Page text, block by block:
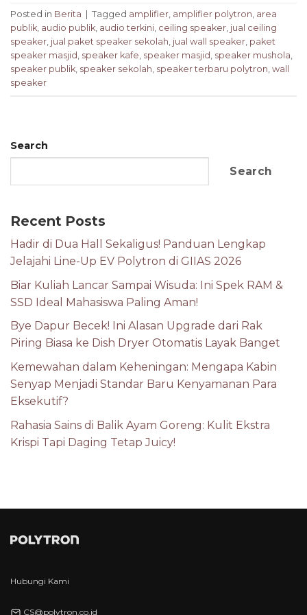
Posted in Berita Tagged amplifier, amplifier polytron, area
publik, audio publik, audio terkini, ceiling speaker, jual ceiling
speaker, jual paket speaker sekolah, jual wall speaker, paket
speaker masjid , speaker kafe, speaker masjid , speaker mushola,
speaker publik, speaker sekolah, speaker terbaru polytron, wall
speaker
Search
Search
Recent Posts
Hadir di Dua Hall Sekaligus! Panduan Lengkap
Jelajahi Line-Up EV Polytron di GIIAS 2026
Biar Kuliah Lancar Sampai Wisuda: Ini Spek RAM &
SSD Ideal Mahasiswa Paling Aman!
Bye Dapur Becek! Ini Alasan Upgrade dari Rak
Piring Biasa ke Dish Dryer Otomatis Layak Banget
Kemewahan dalam Keheningan: Mengapa Kabin
Senyap Menjadi Standar Baru Kenyamanan Para
Eksekutif?
Rahasia Sains di Balik Ayam Goreng: Kulit Ekstra
Krispi Tapi Daging Tetap Juicy!
Hubungi Kami
CS@polytron.co.id